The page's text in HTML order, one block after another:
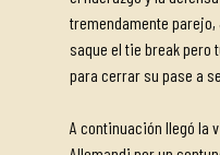
tremendamente
saque el tie break pero
para cerrar su pase a
A continuación llegó la